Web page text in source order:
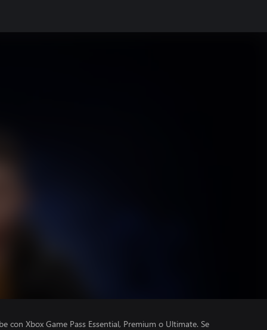
con Xbox Game Pass Essential, Premium o Ultimate. Se